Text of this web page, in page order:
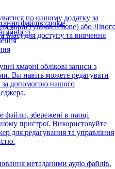
файлів cookie
по нашому додатку за
користувачів iPhone) або
Mac) для доступу та вивчення
хмарні облікові записи з
Ви навіть можете редагувати
за допомогою нашого
файли, збережені в папці
пристрої. Використовуйте
для редагування та управління
метаданими аудіо файлів.